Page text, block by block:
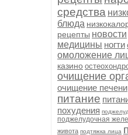
средства
блюда
рецепты новости
медицины ногти
омоложение
казино
очищение
очищение печени
питание
похудения
поджелудочная
живота подтяжка лица